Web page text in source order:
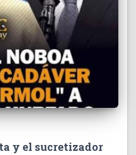
y el sucretizador